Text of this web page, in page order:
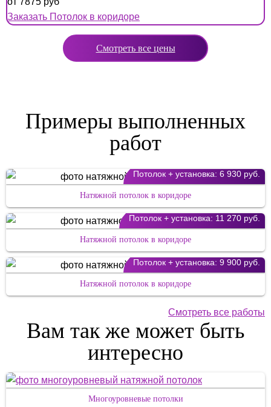
Заказать Потолок в коридоре
Смотреть все цены
Примеры выполненных
работ
Потолок + установка: 6 930 руб.
Натяжной потолок в коридоре
Потолок + установка: 11 270 руб.
Натяжной потолок в коридоре
Потолок + установка: 9 900 руб.
Натяжной потолок в коридоре
Смотреть все работы
Вам так же может быть
интересно
Многоуровневые потолки